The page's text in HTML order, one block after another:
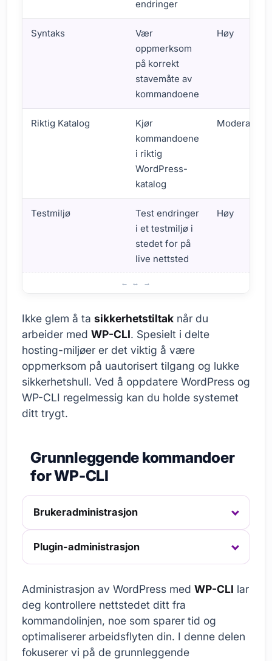
endringer
Syntaks
Vær
oppmerksom
på korrekt
stavemåte av
kommandoene
Høy
Riktig Katalog
Kjør
kommandoene
i riktig
WordPress-
katalog
Moderat
Testmiljø
Test endringer
i et testmiljø i
stedet for på
live nettsted
Høy
Ikke glem å ta sikkerhetstiltak når du
arbeider med WP-CLI. Spesielt i delte
hosting-miljøer er det viktig å være
oppmerksom på uautorisert tilgang og lukke
sikkerhetshull. Ved å oppdatere WordPress og
WP-CLI regelmessig kan du holde systemet
ditt trygt.
Grunnleggende kommandoer
for WP-CLI
Brukeradministrasjon
Plugin-administrasjon
Administrasjon av WordPress med WP-CLI lar
deg kontrollere nettstedet ditt fra
kommandolinjen, noe som sparer tid og
optimaliserer arbeidsflyten din. I denne delen
fokuserer vi på de grunnleggende